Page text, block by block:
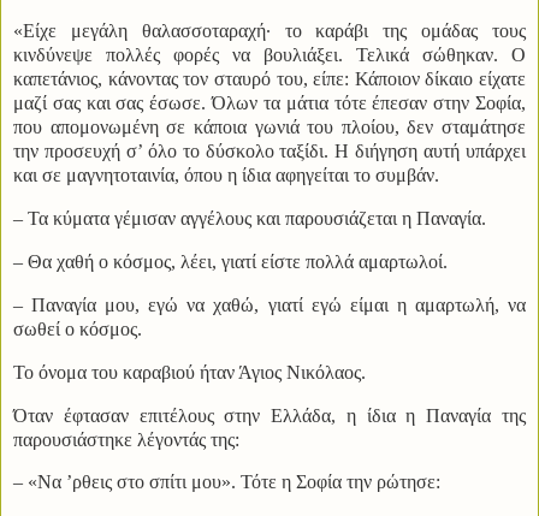
«Είχε μεγάλη θαλασσοταραχή· το καράβι της ομάδας τους
κινδύνεψε πολλές φορές να βουλιάξει. Τελικά σώθηκαν. Ο
καπετάνιος, κάνοντας τον σταυρό του, είπε: Κάποιον δίκαιο είχατε
μαζί σας και σας έσωσε. Όλων τα μάτια τότε έπεσαν στην Σοφία,
που απομονωμένη σε κάποια γωνιά του πλοίου, δεν σταμάτησε
την προσευχή σ’ όλο το δύσκολο ταξίδι. Η διήγηση αυτή υπάρχει
και σε μαγνητοταινία, όπου η ίδια αφηγείται το συμβάν.
– Τα κύματα γέμισαν αγγέλους και παρουσιάζεται η Παναγία.
– Θα χαθή ο κόσμος, λέει, γιατί είστε πολλά αμαρτωλοί.
– Παναγία μου, εγώ να χαθώ, γιατί εγώ είμαι η αμαρτωλή, να
σωθεί ο κόσμος.
Το όνομα του καραβιού ήταν Άγιος Νικόλαος.
Όταν έφτασαν επιτέλους στην Ελλάδα, η ίδια η Παναγία της
παρουσιάστηκε λέγοντάς της:
– «Να ’ρθεις στο σπίτι μου». Τότε η Σοφία την ρώτησε: